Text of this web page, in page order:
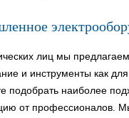
лиц мы
и инструменты как
подобрать наиболее
от профессионалов.